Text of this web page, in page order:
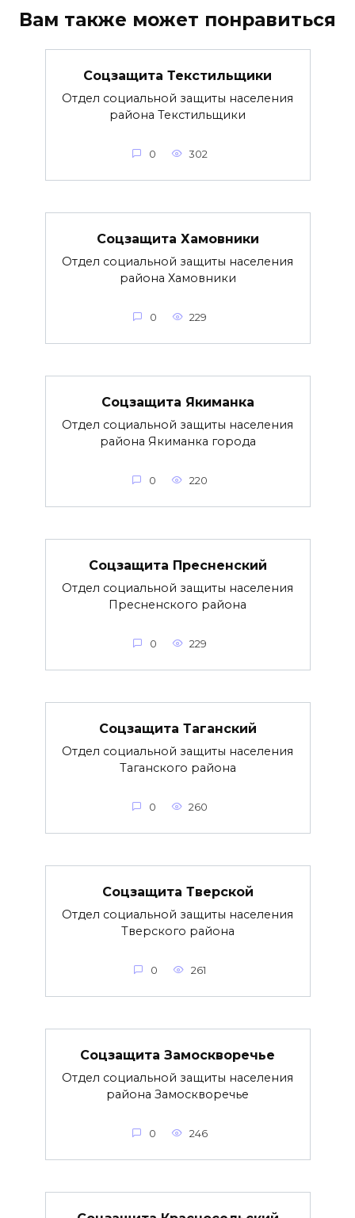
Вам также может понравиться
Соцзащита Текстильщики
Отдел социальной защиты населения
района Текстильщики
0 302
Соцзащита Хамовники
Отдел социальной защиты населения
района Хамовники
0 229
Соцзащита Якиманка
Отдел социальной защиты населения
района Якиманка города
0 220
Соцзащита Пресненский
Отдел социальной защиты населения
Пресненского района
0 229
Соцзащита Таганский
Отдел социальной защиты населения
Таганского района
0 260
Соцзащита Тверской
Отдел социальной защиты населения
Тверского района
0 261
Соцзащита Замоскворечье
Отдел социальной защиты населения
района Замоскворечье
0 246